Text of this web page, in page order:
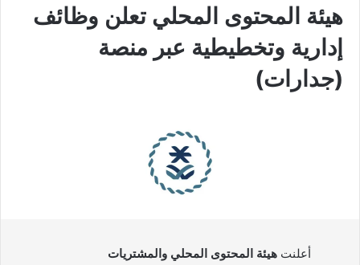
هيئة المحتوى المحلي تعلن وظائف
إدارية وتخطيطية عبر منصة
(جدارات)
أعلنت هيئة المحتوى المحلي والمشتريات